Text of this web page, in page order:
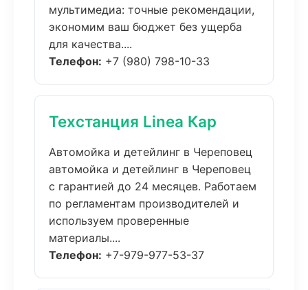
мультимедиа: точные рекомендации,
экономим ваш бюджет без ущерба
для качества....
Телефон: +7 (980) 798-10-33
Техстанция Linea Кар
Автомойка и детейлинг в Череповец
автомойка и детейлинг в Череповец
с гарантией до 24 месяцев. Работаем
по регламентам производителей и
используем проверенные
материалы....
Телефон: +7-979-977-53-37